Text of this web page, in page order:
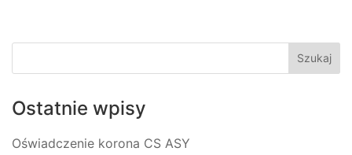
Ostatnie wpisy
Oświadczenie korona CS ASY